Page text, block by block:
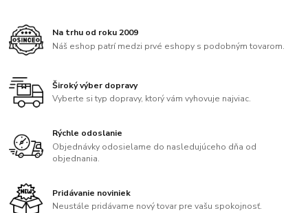
Na trhu od roku 2009
Náš eshop patrí medzi prvé eshopy s podobným tovarom.
Široký výber dopravy
Vyberte si typ dopravy, ktorý vám vyhovuje najviac.
Rýchle odoslanie
Objednávky odosielame do nasledujúceho dňa od
objednania.
Pridávanie noviniek
Neustále pridávame nový tovar pre vašu spokojnosť.